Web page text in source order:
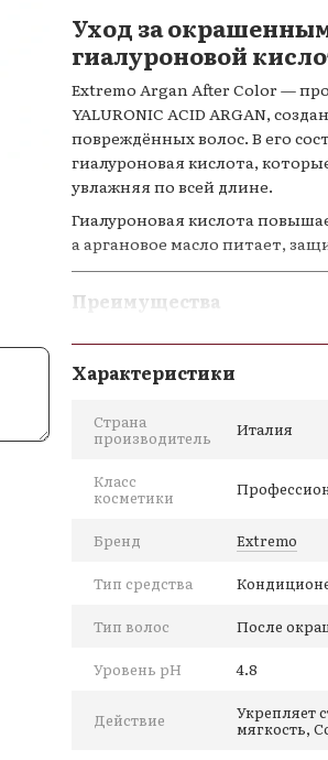
Уход за
гиалуроновой
Extremo Argan After Color —
YALURONIC ACID ARGAN,
повреждённых волос. В его
гиалуроновая кислота,
увлажняя по всей длине.
Гиалуроновая кислота
а аргановое масло питает,
Преимущества
Продлевает стойкость цвета
Делает волосы гладкими и
pH 4.8
Сделано в Италии
Активные компоненты
• Аргановое масло
• Пребиотический комплекс
• Витамины
Характеристики
Страна
производитель Италия
Класс
косметики
Бренд Extremo
Тип средства
Тип волос После
Уровень pH 4.8
Действие Укрепляет
мягкость,